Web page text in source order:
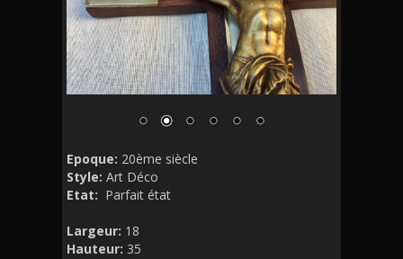
Epoque: 20ème siècle
Style: Art Déco
Etat: Parfait état
Largeur: 18
Hauteur: 35